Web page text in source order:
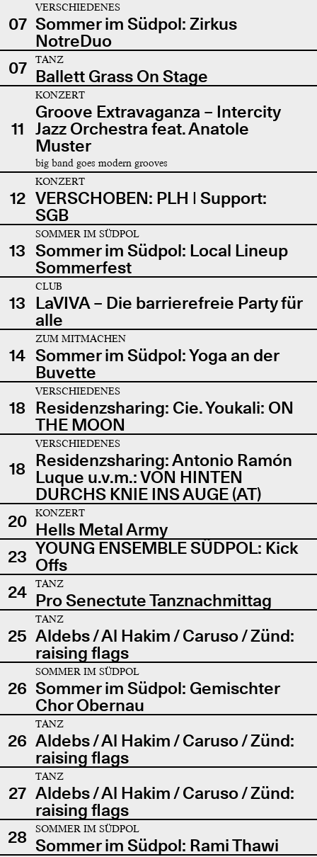
07
VERSCHIEDENES
Sommer im Südpol: Zirkus
NotreDuo
07
TANZ
Ballett Grass On Stage
11
KONZERT
Groove Extravaganza – Intercity
Jazz Orchestra feat. Anatole
Muster
big band goes modern grooves
12
KONZERT
VERSCHOBEN: PLH | Support:
SGB
13
SOMMER IM SÜDPOL
Sommer im Südpol: Local Lineup
Sommerfest
13
CLUB
LaVIVA – Die barrierefreie Party für
alle
14
ZUM MITMACHEN
Sommer im Südpol: Yoga an der
Buvette
18
VERSCHIEDENES
Residenzsharing: Cie. Youkali: ON
THE MOON
18
VERSCHIEDENES
Residenzsharing: Antonio Ramón
Luque u.v.m.: VON HINTEN
DURCHS KNIE INS AUGE (AT)
20
KONZERT
Hells Metal Army
23 YOUNG ENSEMBLE SÜDPOL: Kick
Offs
24
TANZ
Pro Senectute Tanznachmittag
25
TANZ
Aldebs / Al Hakim / Caruso / Zünd:
raising flags
26
SOMMER IM SÜDPOL
Sommer im Südpol: Gemischter
Chor Obernau
26
TANZ
Aldebs / Al Hakim / Caruso / Zünd:
raising flags
27
TANZ
Aldebs / Al Hakim / Caruso / Zünd:
raising flags
28
SOMMER IM SÜDPOL
Sommer im Südpol: Rami Thawi